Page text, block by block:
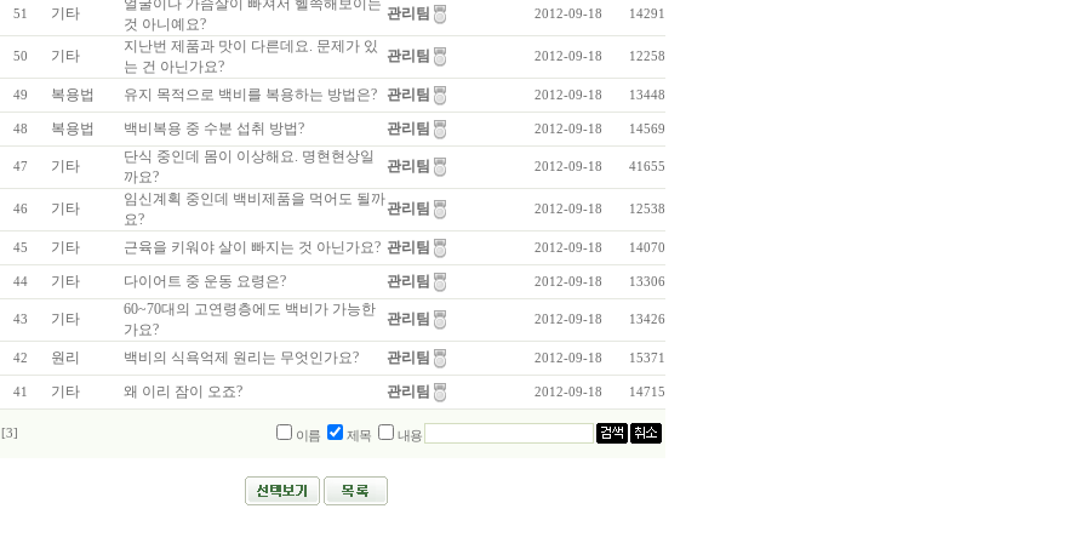
51 기타
얼굴이나 가슴살이 빠져서 헬쓱해보이는
것 아니예요?
관리팀 2012-09-18 14291
50 기타
지난번 제품과 맛이 다른데요. 문제가 있
는 건 아닌가요?
관리팀 2012-09-18 12258
49 복용법 유지 목적으로 백비를 복용하는 방법은? 관리팀 2012-09-18 13448
48 복용법 백비복용 중 수분 섭취 방법? 관리팀 2012-09-18 14569
47 기타
단식 중인데 몸이 이상해요. 명현현상일
까요?
관리팀 2012-09-18 41655
46 기타
임신계획 중인데 백비제품을 먹어도 될까
요?
관리팀 2012-09-18 12538
45 기타 근육을 키워야 살이 빠지는 것 아닌가요? 관리팀 2012-09-18 14070
44 기타 다이어트 중 운동 요령은? 관리팀 2012-09-18 13306
43 기타
60~70대의 고연령층에도 백비가 가능한
가요?
관리팀 2012-09-18 13426
42 원리 백비의 식욕억제 원리는 무엇인가요? 관리팀 2012-09-18 15371
41 기타 왜 이리 잠이 오죠? 관리팀 2012-09-18 14715
[3] 이름 제목 내용